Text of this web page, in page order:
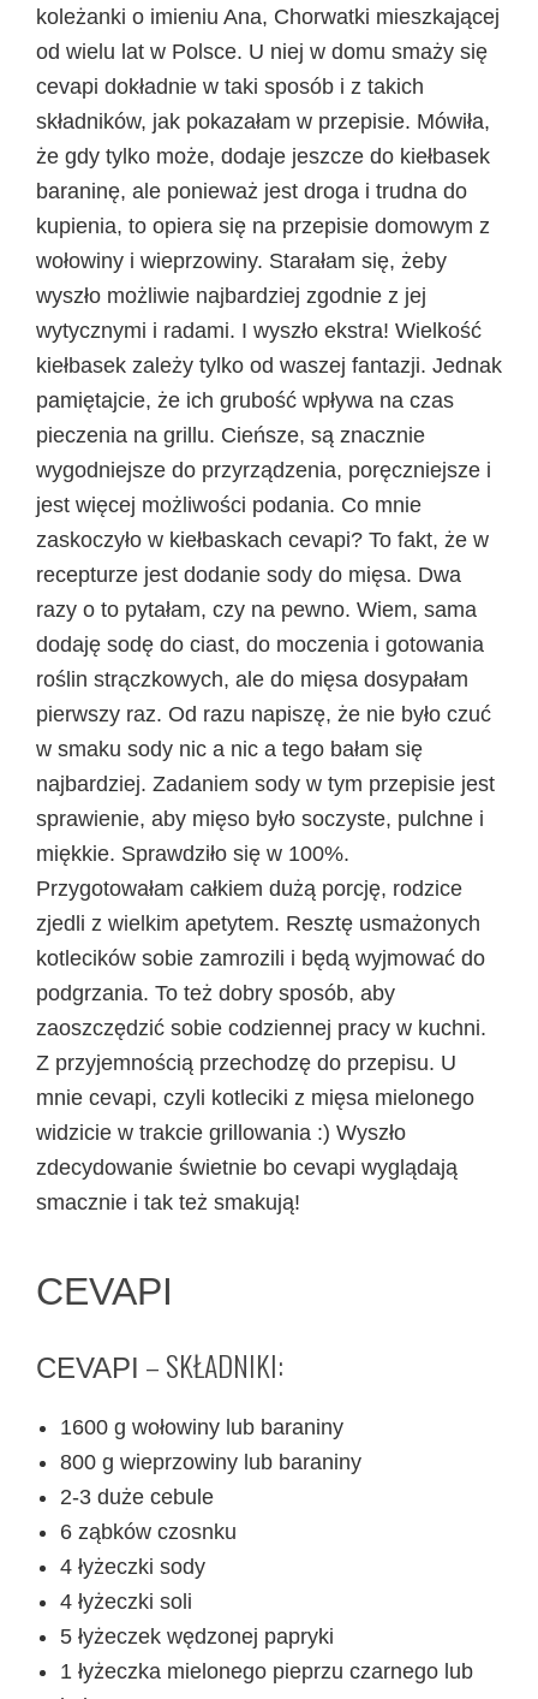
koleżanki o imieniu Ana, Chorwatki mieszkającej
od wielu lat w Polsce. U niej w domu smaży się
cevapi dokładnie w taki sposób i z takich
składników, jak pokazałam w przepisie. Mówiła,
że gdy tylko może, dodaje jeszcze do kiełbasek
baraninę, ale ponieważ jest droga i trudna do
kupienia, to opiera się na przepisie domowym z
wołowiny i wieprzowiny. Starałam się, żeby
wyszło możliwie najbardziej zgodnie z jej
wytycznymi i radami. I wyszło ekstra! Wielkość
kiełbasek zależy tylko od waszej fantazji. Jednak
pamiętajcie, że ich grubość wpływa na czas
pieczenia na grillu. Cieńsze, są znacznie
wygodniejsze do przyrządzenia, poręczniejsze i
jest więcej możliwości podania. Co mnie
zaskoczyło w kiełbaskach cevapi? To fakt, że w
recepturze jest dodanie sody do mięsa. Dwa
razy o to pytałam, czy na pewno. Wiem, sama
dodaję sodę do ciast, do moczenia i gotowania
roślin strączkowych, ale do mięsa dosypałam
pierwszy raz. Od razu napiszę, że nie było czuć
w smaku sody nic a nic a tego bałam się
najbardziej. Zadaniem sody w tym przepisie jest
sprawienie, aby mięso było soczyste, pulchne i
miękkie. Sprawdziło się w 100%.
Przygotowałam całkiem dużą porcję, rodzice
zjedli z wielkim apetytem. Resztę usmażonych
kotlecików sobie zamrozili i będą wyjmować do
podgrzania. To też dobry sposób, aby
zaoszczędzić sobie codziennej pracy w kuchni.
Z przyjemnością przechodzę do przepisu. U
mnie cevapi, czyli kotleciki z mięsa mielonego
widzicie w trakcie grillowania :) Wyszło
zdecydowanie świetnie bo cevapi wyglądają
smacznie i tak też smakują!
CEVAPI
CEVAPI – SKŁADNIKI:
1600 g wołowiny lub baraniny
800 g wieprzowiny lub baraniny
2-3 duże cebule
6 ząbków czosnku
4 łyżeczki sody
4 łyżeczki soli
5 łyżeczek wędzonej papryki
1 łyżeczka mielonego pieprzu czarnego lub